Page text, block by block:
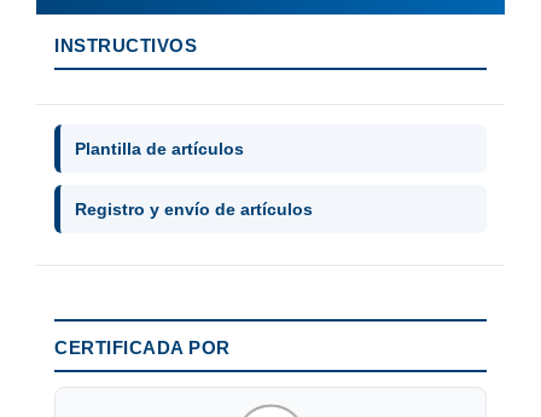
INSTRUCTIVOS
Plantilla de artículos
Registro y envío de artículos
CERTIFICADA POR